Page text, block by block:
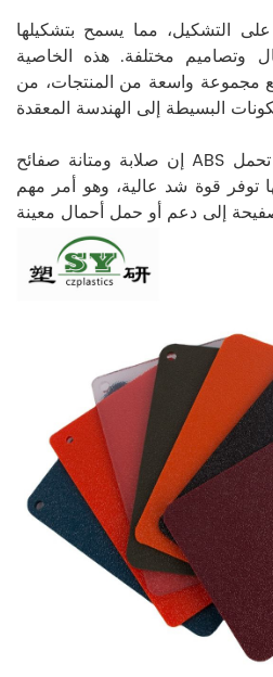
على التشكيل، مما يسمح بتشكيلها
وتصاميم مختلفة. هذه الخاصية
مجموعة واسعة من المنتجات، من
إن صلابة ومتانة صفائح ABS تضمن متانتها وقدرتها على تحمل
توفر قوة شد عالية، وهو أمر مهم